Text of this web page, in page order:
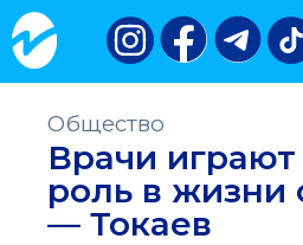
Общество
Врачи
роль в жизни
— Токаев